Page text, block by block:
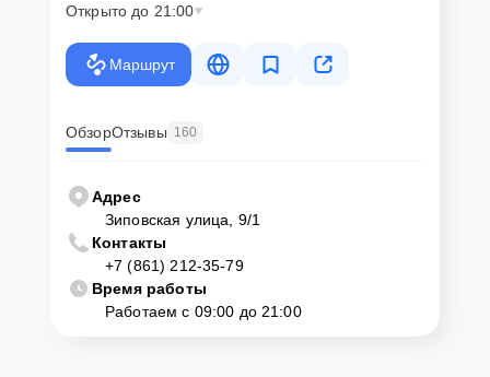
Открыто до 21:00
Маршрут
ОбзорОтзывы 160
Адрес
Зиповская улица, 9/1
Контакты
+7 (861) 212-35-79
Время работы
Работаем с 09:00 до 21:00